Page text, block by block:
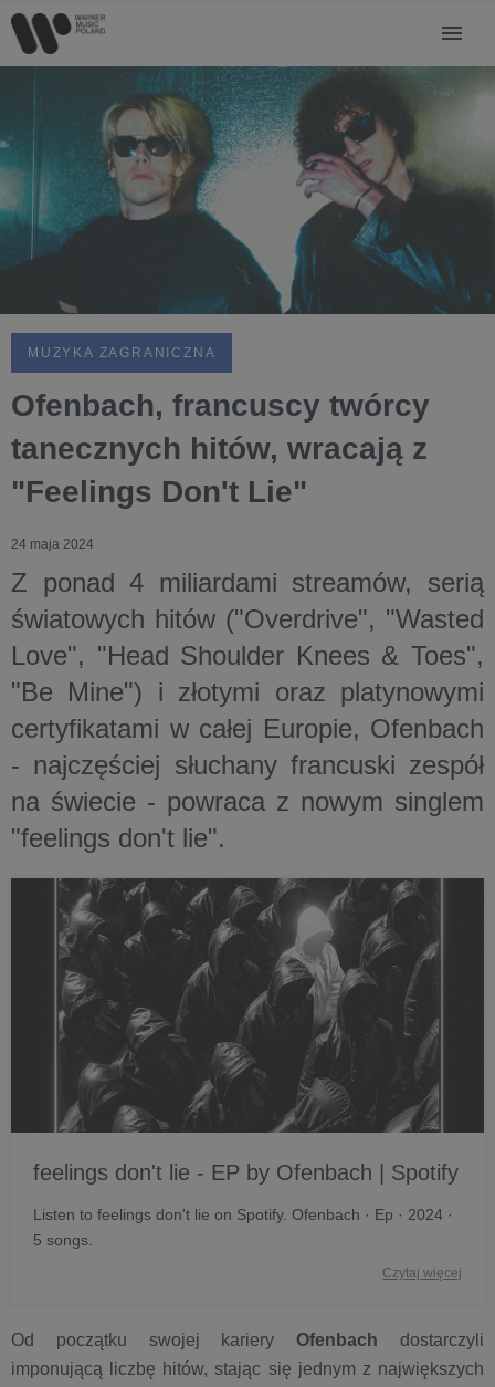
MUZYKA ZAGRANICZNA
Ofenbach, francuscy twórcy
tanecznych hitów, wracają z
"Feelings Don't Lie"
24 maja 2024
Z ponad 4 miliardami streamów, serią
światowych hitów ("Overdrive", "Wasted
Love", "Head Shoulder Knees & Toes",
"Be Mine") i złotymi oraz platynowymi
certyfikatami w całej Europie, Ofenbach
- najczęściej słuchany francuski zespół
na świecie - powraca z nowym singlem
"feelings don't lie".
feelings don't lie - EP by Ofenbach | Spotify
Listen to feelings don't lie on Spotify. Ofenbach · Ep · 2024 ·
5 songs.
Czytaj więcej
Od początku swojej karieryOfenbachdostarczyli
imponującą liczbę hitów, stając się jednym z największych